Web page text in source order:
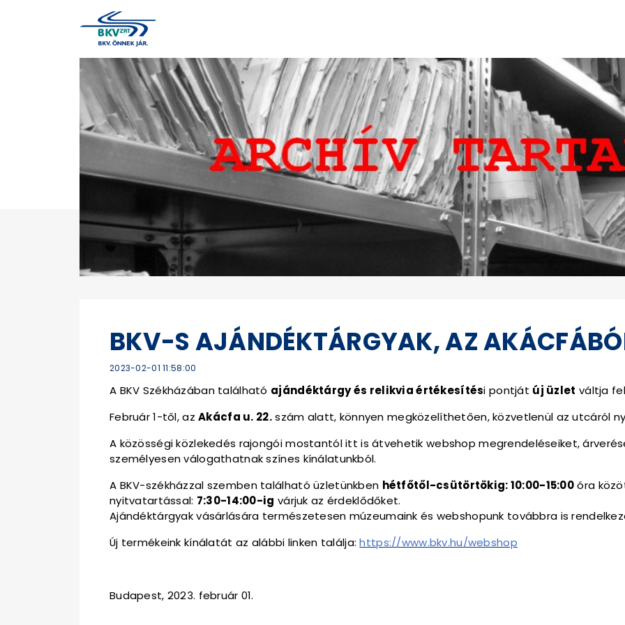
BKV-S AJÁNDÉKTÁRGYAK, AZ
2023-02-01 11:58:00
A BKV Székházában található ajándéktárgy és relikvia értékesítési pontját új üzlet váltja
Február 1-től, azAkácfa u. 22.szám alatt, könnyen megközelíthetően, közvetlenül az utcáról
A közösségi közlekedés rajongói mostantól itt is átvehetik webshop megrendeléseiket,
személyesen válogathatnak színes kínálatunkból.
A BKV-székházzal szemben található üzletünkben hétfőtől-csütörtökig: 10:00-15:00óra
nyitvatartással: 7:30-14:00-ig várjuk az érdeklődőket.
Ajándéktárgyak vásárlására természetesen múzeumaink és webshopunk továbbra is
Új termékeink kínálatát az alábbi linken találja:https://www.bkv.hu/webshop
Budapest, 2023. február 01.